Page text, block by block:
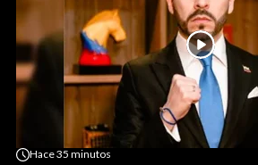
Hace35 minutos